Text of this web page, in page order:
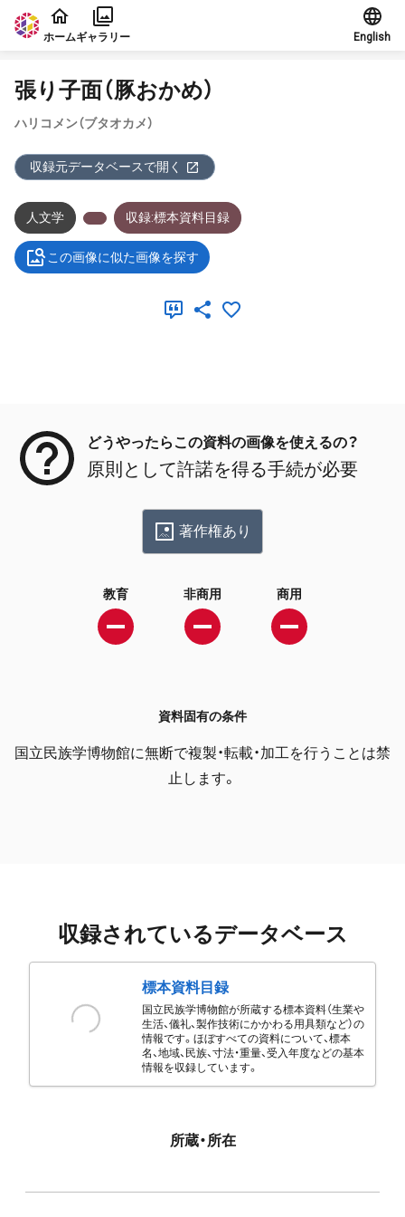
本文に飛ぶ
ホームギャラリー English
張り子面（豚おかめ）
ハリコメン（ブタオカメ）
収録元データベースで開く
人文学 収録:標本資料目録
この画像に似た画像を探す
どうやったらこの資料の画像を使えるの？
原則として許諾を得る手続が必要
著作権あり
教育 非商用 商用
資料固有の条件
国立民族学博物館に無断で複製・転載・加工を行うことは禁
止します。
収録されているデータベース
標本資料目録
国立民族学博物館が所蔵する標本資料（生業や
生活、儀礼、製作技術にかかわる用具類など）の
情報です。ほぼすべての資料について、標本
名、地域、民族、寸法・重量、受入年度などの基本
情報を収録しています。
所蔵・所在